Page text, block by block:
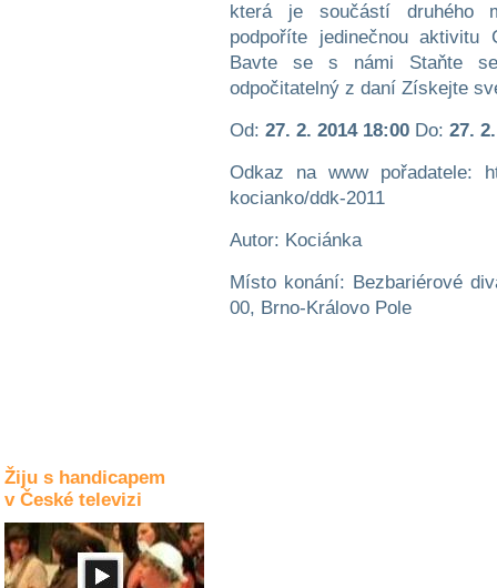
Žiju s handicapem
v České televizi
která je součástí druhého
podpoříte jedinečnou
Bavte se s námi Staňte
odpočitatelný z daní Získejte
Od: 27. 2. 2014 18:00 Do: 27.
Odkaz na www pořadatele:
kocianko/ddk-2011
Autor: Kociánka
Místo konání: Bezbariérové
00, Brno-Královo Pole